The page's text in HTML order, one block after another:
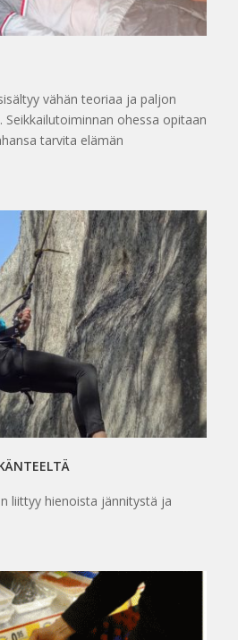
vähän teoriaa ja paljon
ohessa opitaan
tarvita elämän
liittyy hienoista jännitystä ja